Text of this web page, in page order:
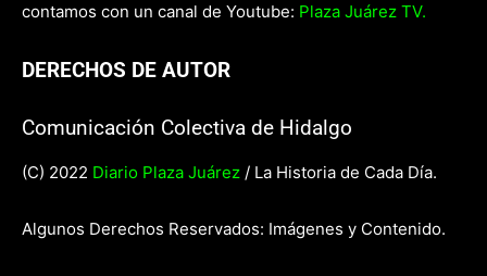
contamos con un canal de Youtube: Plaza Juárez TV.
DERECHOS DE AUTOR
Comunicación Colectiva de Hidalgo
(C) 2022 Diario Plaza Juárez / La Historia de Cada Día.
Algunos Derechos Reservados: Imágenes y Contenido.